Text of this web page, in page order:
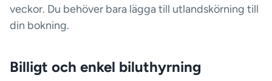
veckor. Du behöver bara lägga till utlandskörning till
din bokning.
Billigt och enkel biluthyrning